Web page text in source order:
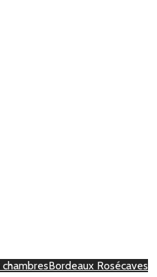
chambresBordeaux Rosécaves